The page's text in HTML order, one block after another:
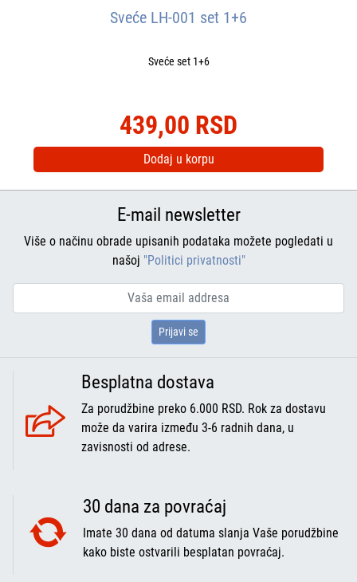
Sveće LH-001 set 1+6
Sveće set 1+6
439,00 RSD
Dodaj u korpu
E-mail newsletter
Više o načinu obrade upisanih podataka možete pogledati u
našoj "Politici privatnosti"
Prijavi se
Besplatna dostava
Za porudžbine preko 6.000 RSD. Rok za dostavu
može da varira između 3-6 radnih dana, u
zavisnosti od adrese.
30 dana za povraćaj
Imate 30 dana od datuma slanja Vaše porudžbine
kako biste ostvarili besplatan povraćaj.